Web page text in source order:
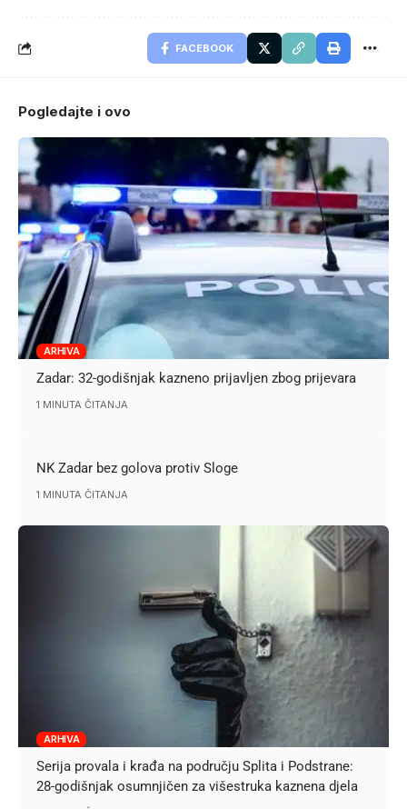
FACEBOOK
Pogledajte i ovo
ARHIVA
Zadar: 32-godišnjak kazneno prijavljen zbog prijevara
1 MINUTA ČITANJA
NK Zadar bez golova protiv Sloge
1 MINUTA ČITANJA
ARHIVA
Serija provala i krađa na području Splita i Podstrane:
28-godišnjak osumnjičen za višestruka kaznena djela